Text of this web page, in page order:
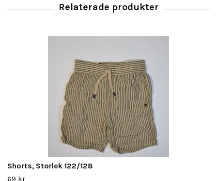
Shorts, Storlek 122/128
69 kr